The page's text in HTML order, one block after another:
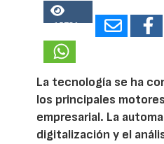
15781
La tecnología se ha
los principales
empresarial. La
digitalización y el